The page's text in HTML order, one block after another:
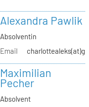
Alexandra Pawlik
Absolventin
Email
Maximilian
Pecher
Absolvent